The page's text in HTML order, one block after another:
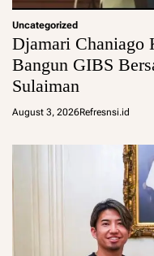
Uncategorized
Djamari Chaniago
Bangun GIBS
Sulaiman
August 3, 2026Refresnsi.id